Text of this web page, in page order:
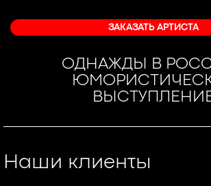
ЗАКАЗАТЬ АРТИСТА
ОДНАЖДЫ В
Наши клиенты